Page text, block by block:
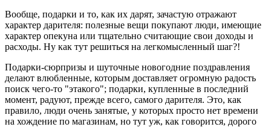
Вообще, подарки и то, как их дарят, зачастую отражают
характер дарителя: полезные вещи покупают люди, имеющие
характер опекуна или тщательно считающие свои доходы и
расходы. Ну как тут решиться на легкомысленный шаг?!
Подарки-сюрпризы и шуточные новогодние поздравления
делают влюбленные, которым доставляет огромную радость
поиск чего-то "этакого"; подарки, купленные в последний
момент, радуют, прежде всего, самого дарителя. Это, как
правило, люди очень занятые, у которых просто нет времени
на хождение по магазинам, но тут уж, как говорится, дорого